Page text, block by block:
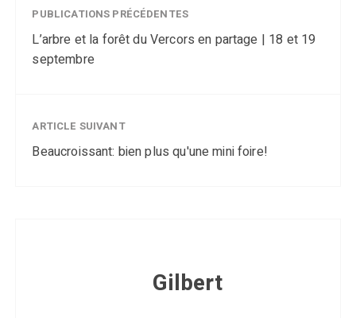
PUBLICATIONS PRÉCÉDENTES
L’arbre et la forêt du Vercors en partage | 18 et 19
septembre
ARTICLE SUIVANT
Beaucroissant: bien plus qu'une mini foire!
Gilbert